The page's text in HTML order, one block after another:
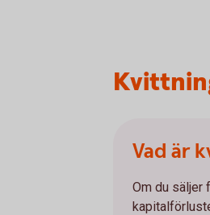
Vad är
Om du säljer